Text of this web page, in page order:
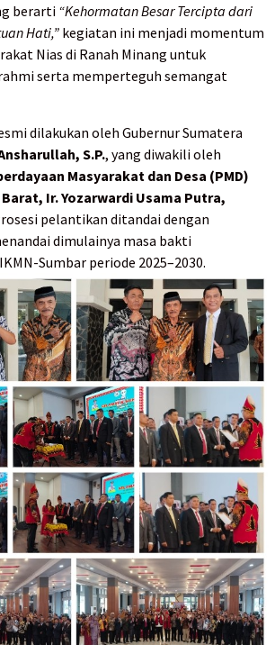
berarti “Kehormatan Besar Tercipta dari
Hati,” kegiatan ini menjadi momentum
Nias di Ranah Minang untuk
serta memperteguh semangat
dilakukan oleh Gubernur Sumatera
S.P., yang diwakili oleh
Masyarakat dan Desa (PMD)
Ir. Yozarwardi Usama Putra,
pelantikan ditandai dengan
dimulainya masa bakti
Sumbar periode 2025–2030.